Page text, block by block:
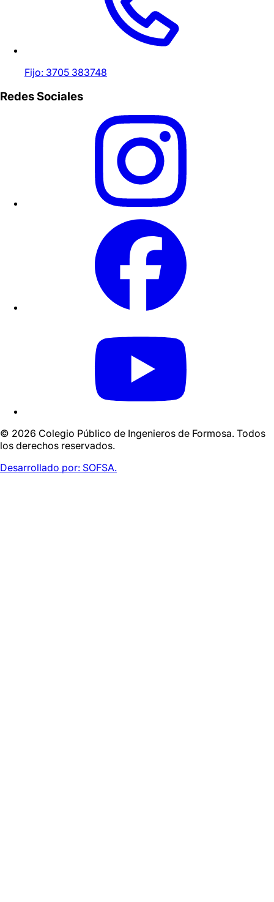
Fijo: 3705 383748
Redes Sociales
© 2026 Colegio Público de Ingenieros de Formosa. Todos
los derechos reservados.
Desarrollado por: SOFSA.